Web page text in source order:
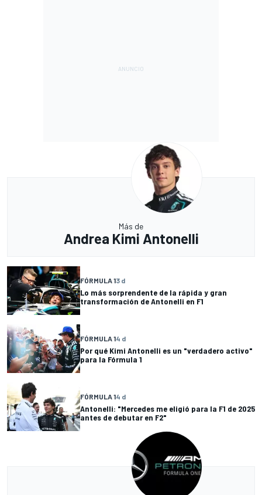
Más de
Andrea Kimi Antonelli
FÓRMULA 13 d
Lo más sorprendente de la rápida y gran
transformación de Antonelli en F1
FÓRMULA 14 d
Por qué Kimi Antonelli es un "verdadero activo"
para la Fórmula 1
FÓRMULA 14 d
Antonelli: "Mercedes me eligió para la F1 de 2025
antes de debutar en F2"